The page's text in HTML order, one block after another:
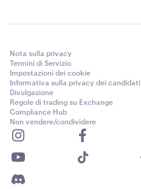
Nota sulla privacy
Termini di Servizio
Impostazioni dei cookie
Informativa sulla privacy dei candidati
Divulgazione
Regole di trading su Exchange
Compliance Hub
Non vendere/condividere